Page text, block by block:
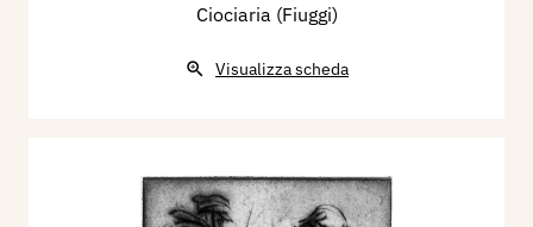
Ciociaria (Fiuggi)
Visualizza scheda